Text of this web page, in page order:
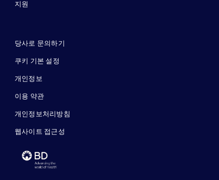
지원
당사로 문의하기
쿠키 기본 설정
개인정보
이용 약관
개인정보처리방침
웹사이트 접근성